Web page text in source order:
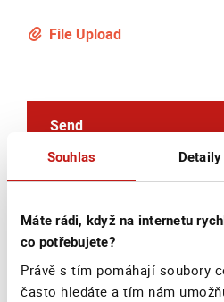
Souhlas Detaily
Máte rádi, když na internetu
co potřebujete?
Právě s tím pomáhají soubory
často hledáte a tím nám
File Upload
Send
Mailing
adress